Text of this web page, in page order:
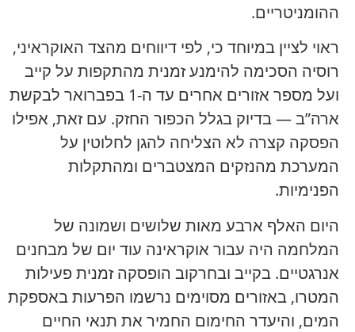
ההומניטריים.
ראוי לציין במיוחד כי, לפי דיווחים מהצד האוקראיני,
רוסיה הסכימה להימנע זמנית מהתקפות על קייב
ועל מספר אזורים אחרים עד ה-1 בפברואר לבקשת
ארה”ב — בדיוק בגלל הכפור החזק. עם זאת, אפילו
הפסקה קצרה לא הצליחה להגן לחלוטין על
המערכת מהנזקים המצטברים ומהתקלות
הפנימיות.
היום האלף ארבע מאות שלושים ושמונה של
המלחמה היה עבור אוקראינה עוד יום של מבחנים
אנרגטיים. בקייב ובחרקוב הופסקה זמנית פעילות
המטרו, באזורים מסוימים נרשמו הפרעות באספקת
המים, והיעדר החימום החמיר את תנאי החיים